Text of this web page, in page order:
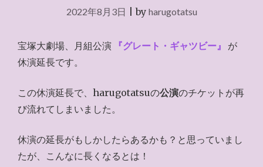
2022年8月3日 |by harugotatsu
宝塚大劇場、月組公演 『グレート・ギャツビー』
が
休演延長です。
この休演延長で、harugotatsuの公演のチケットが再
び流れてしまいました。
休演の延長がもしかしたらあるかも？と思っていまし
たが、こんなに長くなるとは！